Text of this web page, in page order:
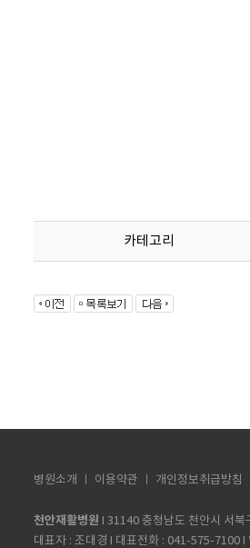
카테고리
병원소개 ㅣ 이용약관 ㅣ 개인정보취급방침
천안재활병원 I 31140 충청남도 천안시 서
대표자 : 조대경 I 대표전화 : 041-575-